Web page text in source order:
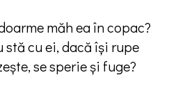
măh ea în copac?
stă cu ei, dacă își rupe
se sperie și fuge?